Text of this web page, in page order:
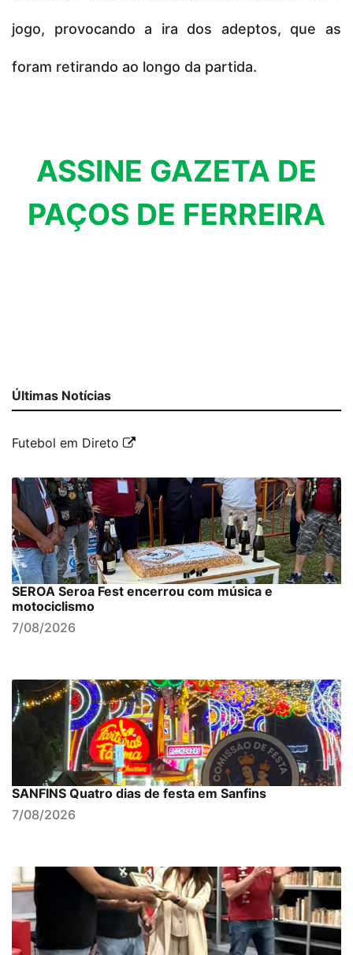
jogo, provocando a ira dos adeptos, que as
foram retirando ao longo da partida.
ASSINE GAZETA DE
PAÇOS DE FERREIRA
Últimas Notícias
Futebol em Direto
SEROA Seroa Fest encerrou com música e
motociclismo
7/08/2026
SANFINS Quatro dias de festa em Sanfins
7/08/2026